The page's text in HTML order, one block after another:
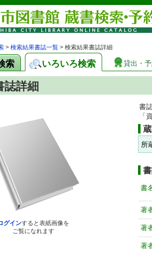
> 検索結果書誌一覧 > 検索結果書誌詳細
索 いろいろ検索 貸出・
誌詳細
グインすると表紙画像を
ご覧になれます
書
「
所
書
著
著
著